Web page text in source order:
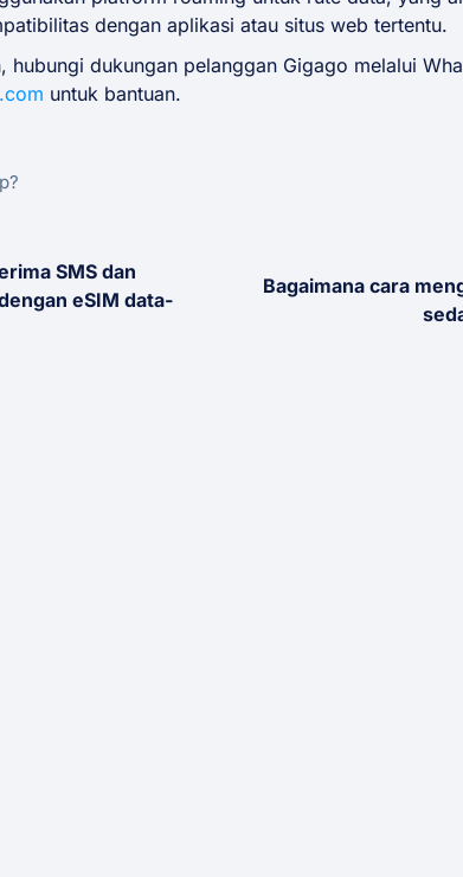
dengan aplikasi atau situs web tertentu.
hubungi dukungan pelanggan Gigago melalui
untuk bantuan.
SMS dan
eSIM data-
Bagaimana cara